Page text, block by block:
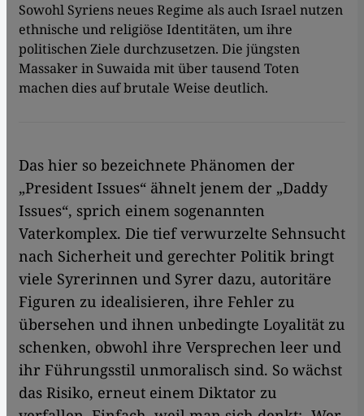
Sowohl Syriens neues Regime als auch Israel nutzen
ethnische und religiöse Identitäten, um ihre
politischen Ziele durchzusetzen. Die jüngsten
Massaker in Suwaida mit über tausend Toten
machen dies auf brutale Weise deutlich.
Das hier so bezeichnete Phänomen der
„President Issues“ ähnelt jenem der „Daddy
Issues“, sprich einem sogenannten
Vaterkomplex. Die tief verwurzelte Sehnsucht
nach Sicherheit und gerechter Politik bringt
viele Syrerinnen und Syrer dazu, autoritäre
Figuren zu idealisieren, ihre Fehler zu
übersehen und ihnen unbedingte Loyalität zu
schenken, obwohl ihre Versprechen leer und
ihr Führungsstil unmoralisch sind. So wächst
das Risiko, erneut einem Diktator zu